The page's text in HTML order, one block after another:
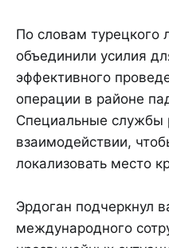
По словам турецкого
объединили усилия
эффективного
операции в районе
Специальные службы
взаимодействии,
локализовать место
Эрдоган подчеркнул
международного